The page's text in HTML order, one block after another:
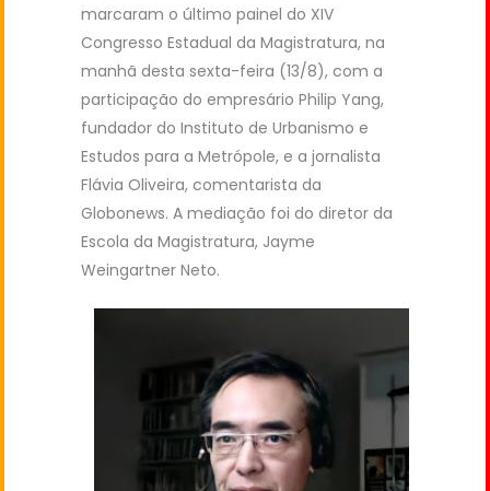
marcaram o último painel do XIV
Congresso Estadual da Magistratura, na
manhã desta sexta-feira (13/8), com a
participação do empresário Philip Yang,
fundador do Instituto de Urbanismo e
Estudos para a Metrópole, e a jornalista
Flávia Oliveira, comentarista da
Globonews. A mediação foi do diretor da
Escola da Magistratura, Jayme
Weingartner Neto.